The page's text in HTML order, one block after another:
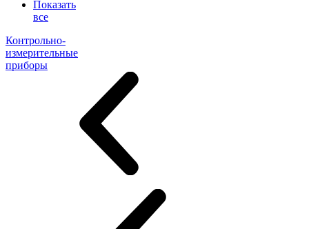
Показать
все
Контрольно-
измерительные
приборы